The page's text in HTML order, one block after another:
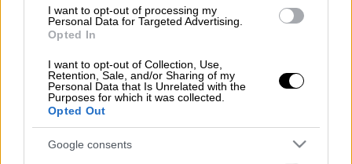
I want to opt-out of processing my
Personal Data for Targeted Advertising.
Opted In
I want to opt-out of Collection, Use,
Retention, Sale, and/or Sharing of my
Personal Data that Is Unrelated with the
Purposes for which it was collected.
Opted Out
Google consents
ΔΙΑΒΑΣΤΕ ΕΠΙΣΗΣ
Κόσμος|26.04.2022 21:26
Η Ταϊλάνδη θέλει να ενταχθεί
επιδόρπιο με μάνγκο στη λίστα
πολιτιστικής κληρονομιάς της
UNESCO